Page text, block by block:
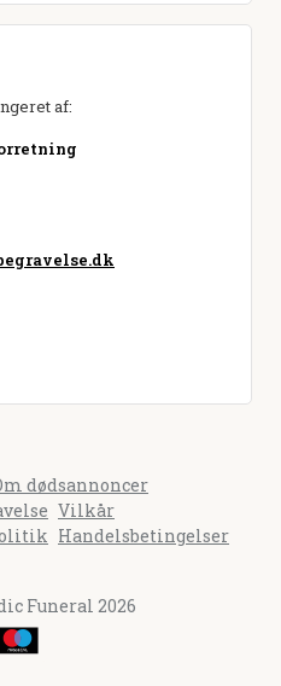
af:
dødsannoncer
Vilkår
Handelsbetingelser
Funeral 2026